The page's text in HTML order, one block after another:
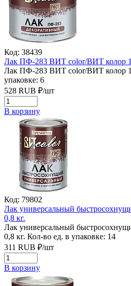
Код: 38439
Лак ПФ-283 ВИТ color/ВИТ колор
Лак ПФ-283 ВИТ color/ВИТ колор
упаковке: 6
528 RUB ₽/шт
В корзину
Код: 79802
Лак универсальный
0,8 кг.
Лак универсальный
0,8 кг. Кол-во ед. в упаковке: 14
311 RUB ₽/шт
В корзину